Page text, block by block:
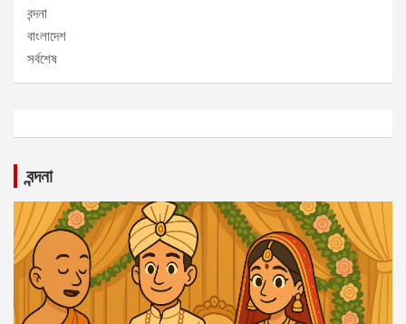
বন্দনা
বাংলাদেশ
সর্বশেষ
বন্দনা